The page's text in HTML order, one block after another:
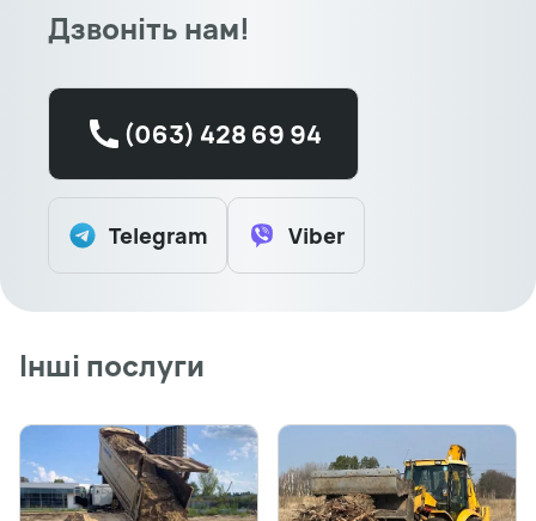
Дзвоніть нам!
(063) 428 69 94
Telegram Viber
Інші послуги